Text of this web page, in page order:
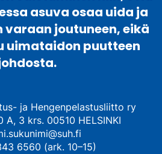
asuva osaa uida ja
varaan joutuneen, eikä
uimataidon puutteen
ja Hengenpelastusliitto ry
A, 3 krs. 00510 HELSINKI
6560 (ark. 10–15)